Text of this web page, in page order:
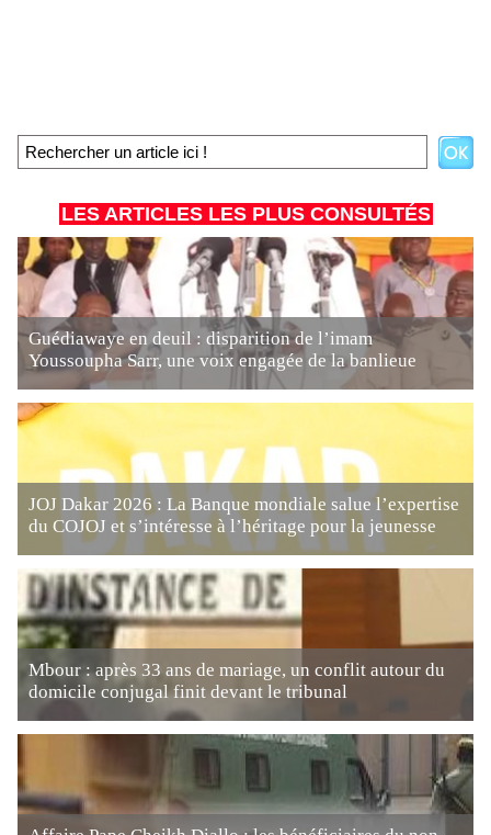
LES ARTICLES LES PLUS CONSULTÉS
Guédiawaye en deuil : disparition de l’imam
Youssoupha Sarr, une voix engagée de la banlieue
JOJ Dakar 2026 : La Banque mondiale salue l’expertise
du COJOJ et s’intéresse à l’héritage pour la jeunesse
Mbour : après 33 ans de mariage, un conflit autour du
domicile conjugal finit devant le tribunal